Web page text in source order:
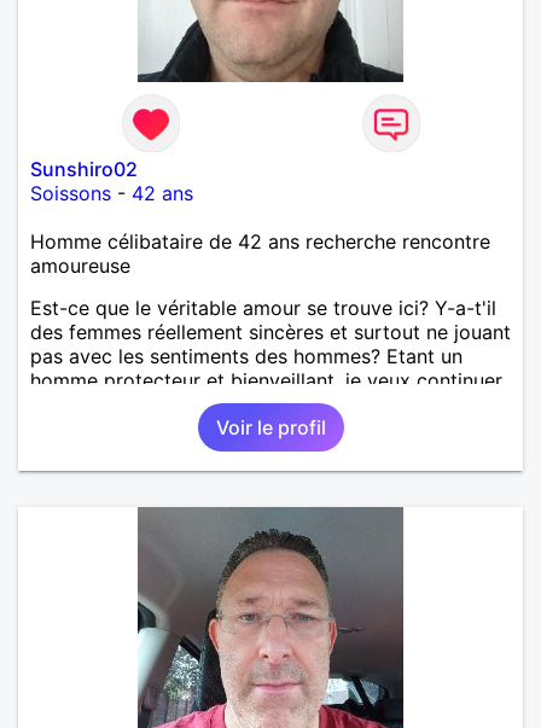
Sunshiro02
Soissons - 42 ans
Homme célibataire de 42 ans recherche rencontre
amoureuse
Est-ce que le véritable amour se trouve ici? Y-a-t'il
des femmes réellement sincères et surtout ne jouant
pas avec les sentiments des hommes? Etant un
homme protecteur et bienveillant, je veux continuer
d'y croire et pouvoir enfin former la petite famille
que je désir temps. Faux profil, profiteuse et autres
joyeuseté passer votre chemin, vous ne
m'intéressez pas du tout!
Voir le profil